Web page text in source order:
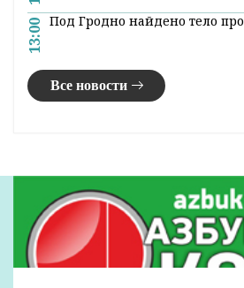
Министерство сообщения
ограничить регулярные
автобусные перевозки:
выданные разрешения на
продлевать их после
СогласноDelfi, сейчас уже
для перевозчиков на
международных
пассажирских перевозок
латвийско-белорусскую и